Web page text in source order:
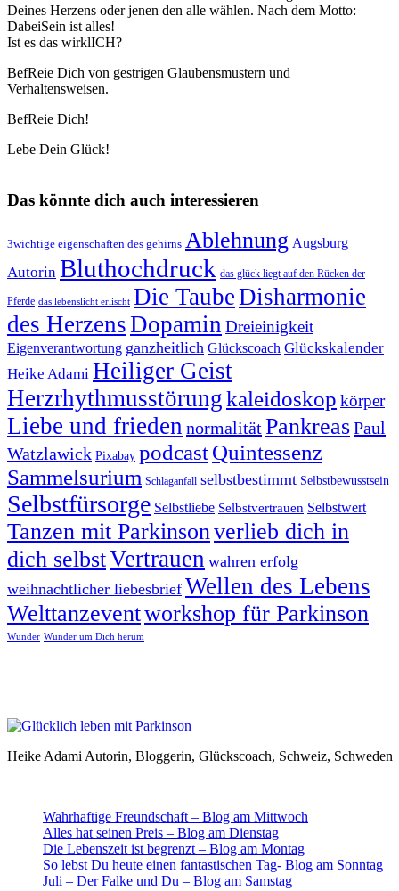
Deines Herzens oder jenen den alle wählen. Nach dem Motto:
DabeiSein ist alles!
Ist es das wirklICH?
BefReie Dich von gestrigen Glaubensmustern und
Verhaltensweisen.
BefReie Dich!
Lebe Dein Glück!
Das könnte dich auch interessieren
3wichtige eigenschaften des gehirns Ablehnung Augsburg
Autorin Bluthochdruck das glück liegt auf den Rücken der
Pferde das lebenslicht erlischt Die TaubeDisharmonie
des HerzensDopamin Dreieinigkeit
Eigenverantwortung ganzheitlich Glückscoach Glückskalender
Heike Adami Heiliger Geist
Herzrhythmusstörungkaleidoskop körper
Liebe und frieden normalitätPankreasPaul
Watzlawick Pixabay podcastQuintessenz
Sammelsurium Schlaganfall selbstbestimmt Selbstbewusstsein
Selbstfürsorge Selbstliebe Selbstvertrauen Selbstwert
Tanzen mit Parkinsonverlieb dich in
dich selbstVertrauen wahren erfolg
weihnachtlicher liebesbrief Wellen des Lebens
Welttanzeventworkshop für Parkinson
Wunder Wunder um Dich herum
Heike Adami Autorin, Bloggerin, Glückscoach, Schweiz, Schweden
Wahrhaftige Freundschaft – Blog am Mittwoch
Alles hat seinen Preis – Blog am Dienstag
Die Lebenszeit ist begrenzt – Blog am Montag
So lebst Du heute einen fantastischen Tag- Blog am Sonntag
Juli – Der Falke und Du – Blog am Samstag